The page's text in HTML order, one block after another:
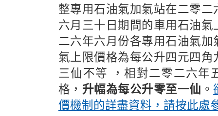
整專用石油氣加氣站在二零二
六月三十日期間的車用石油氣
二六年六月份各專用石油氣加
氣上限價格為每公升四元四角
三仙不等 ，相對二零二六年
格， 升幅為每公升零至一仙 。
價機制的詳盡資料，請按此處